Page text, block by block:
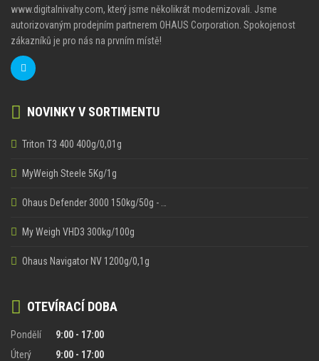
www.digitalnivahy.com, který jsme několikrát modernizovali. Jsme
autorizovaným prodejním partnerem OHAUS Corporation. Spokojenost
zákazníků je pro nás na prvním místě!
NOVINKY V SORTIMENTU
Triton T3 400 400g/0,01g
MyWeigh Steele 5Kg/1g
Ohaus Defender 3000 150kg/50g - …
My Weigh VHD3 300kg/100g
Ohaus Navigator NV 1200g/0,1g
OTEVÍRACÍ DOBA
Pondělí
9:00 - 17:00
Úterý
9:00 - 17:00